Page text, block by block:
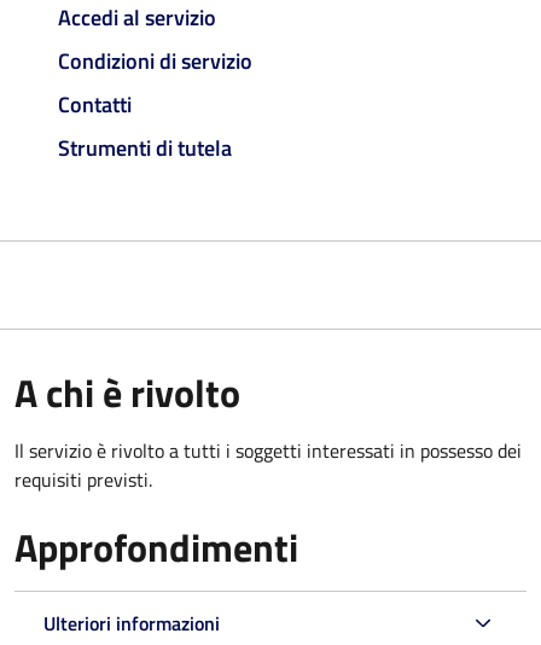
Accedi al servizio
Condizioni di servizio
Contatti
Strumenti di tutela
A chi è rivolto
Il servizio è rivolto a tutti i soggetti interessati in possesso dei
requisiti previsti.
Approfondimenti
Ulteriori informazioni